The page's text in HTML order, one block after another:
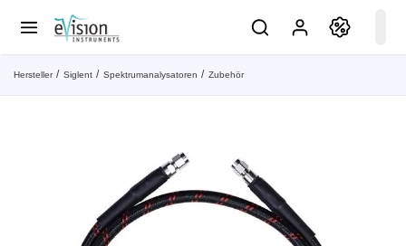
Hersteller Siglent Spektrumanalysatoren Zubehör